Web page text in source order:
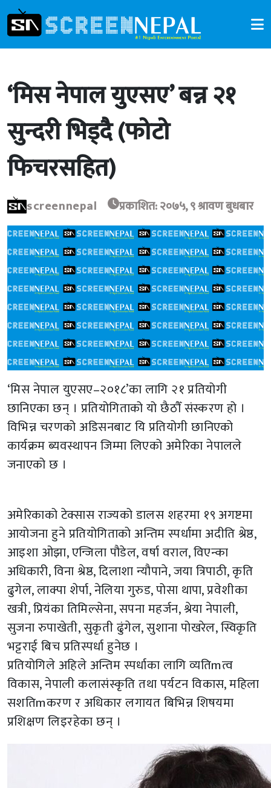
‘मिस नेपाल युएसए’ बन्न २१
सुन्दरी भिड्दै (फोटो
फिचरसहित)
screennepal प्रकाशित: २०७५, ९ श्रावण बुधबार
‘मिस नेपाल युएसए–२०१८’का लागि २१ प्रतियोगी
छानिएका छन् । प्रतियोगिताको यो छैठौँ संस्करण हो ।
विभिन्न चरणको अडिसनबाट यि प्रतियोगी छानिएको
कार्यक्रम ब्यवस्थापन जिम्मा लिएको अमेरिका नेपालले
जनाएको छ ।
अमेरिकाको टेक्सास राज्यको डालस शहरमा १९ अगष्टमा
आयोजना हुने प्रतियोगिताको अन्तिम स्पर्धामा अदीति श्रेष्ठ,
आइशा ओझा, एन्जिला पौडेल, वर्षा वराल, विएन्का
अधिकारी, विना श्रेष्ठ, दिलाशा न्यौपाने, जया त्रिपाठी, कृति
ढुगेल, लाक्पा शेर्पा, नेलिया गुरुड, पोसा थापा, प्रवेशीका
खत्री, प्रियंका तिमिल्सेना, सपना महर्जन, श्रेया नेपाली,
सुजना रुपाखेती, सुकृती ढुंगेल, सुशाना पोखरेल, स्विकृति
भट्टराई बिच प्रतिस्पर्धा हुनेछ ।
प्रतियोगिले अहिले अन्तिम स्पर्धाका लागि व्यतिmत्व
विकास, नेपाली कलासंस्कृति तथा पर्यटन विकास, महिला
सशतिmकरण र अधिकार लगायत बिभिन्न शिषयमा
प्रशिक्षण लिइरहेका छन् ।